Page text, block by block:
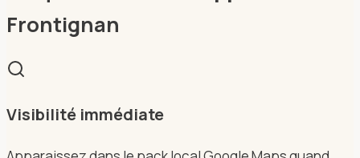
Frontignan
Visibilité immédiate